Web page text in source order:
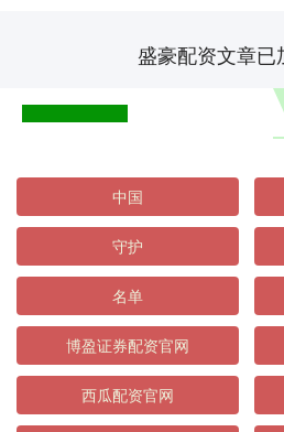
盛豪配资文章已
中国
守护
名单
博盈证券配资官网
西瓜配资官网